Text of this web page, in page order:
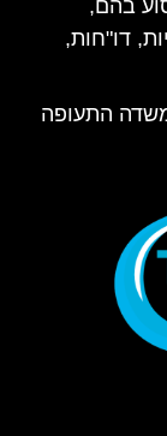
בהם,
דו"חות,
התעופה